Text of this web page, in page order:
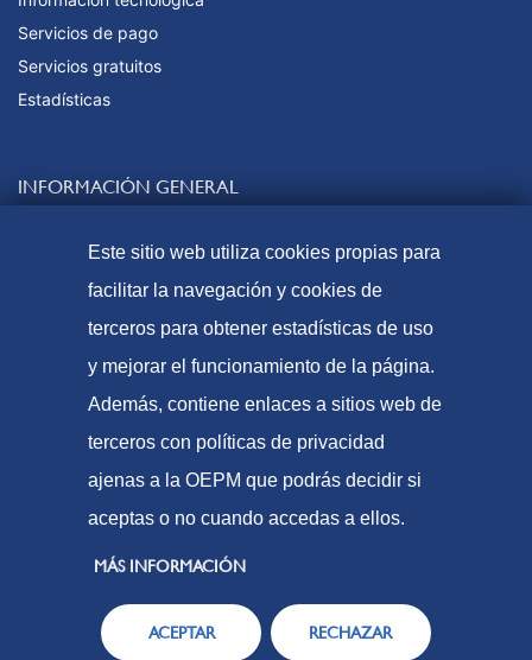
Servicios de pago
Servicios gratuitos
Estadísticas
INFORMACIÓN GENERAL
Preguntas frecuentes
Tasas y precios públicos
Mapa web
© Oficina Española de Patentes y Marcas, 2023
Accesibilidad
Aviso Legal
Política de Cookies
Protección de datos
Este sitio web utiliza cookies propias para
facilitar la navegación y cookies de
terceros para obtener estadísticas de uso
y mejorar el funcionamiento de la página.
Además, contiene enlaces a sitios web de
terceros con políticas de privacidad
ajenas a la OEPM que podrás decidir si
aceptas o no cuando accedas a ellos.
MÁS INFORMACIÓN
ACEPTAR RECHAZAR